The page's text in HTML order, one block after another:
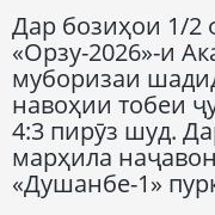
Дар бозиҳои 1/2
«Орзу-2026»-и
муборизаи
навоҳии тобеи
4:3 пирӯз шуд.
марҳила
«Душанбе-1»